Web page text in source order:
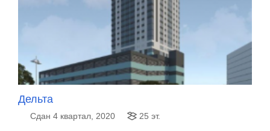
Дельта
Сдан 4 квартал, 2020 25 эт.